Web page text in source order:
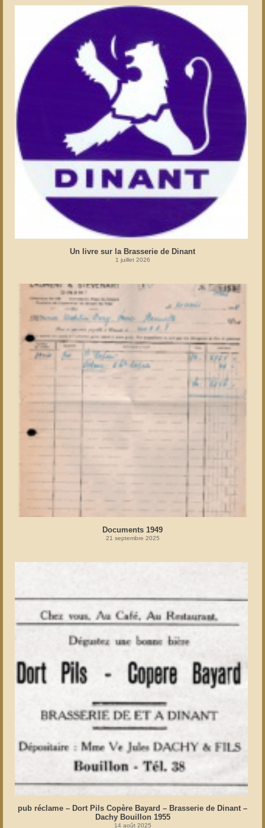
Un livre sur la Brasserie de Dinant
1 juillet 2026
Documents 1949
21 septembre 2025
pub réclame – Dort Pils Copère Bayard – Brasserie de Dinant –
Dachy Bouillon 1955
14 août 2025